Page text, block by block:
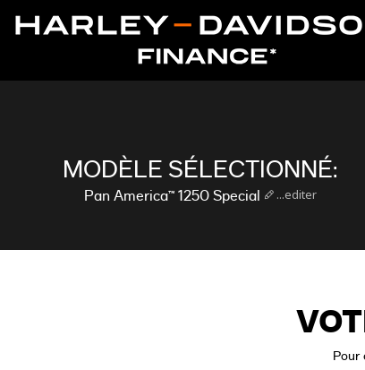
MODÈLE SÉLECTIONNÉ:
Pan America™ 1250 Special ...editer
Pour